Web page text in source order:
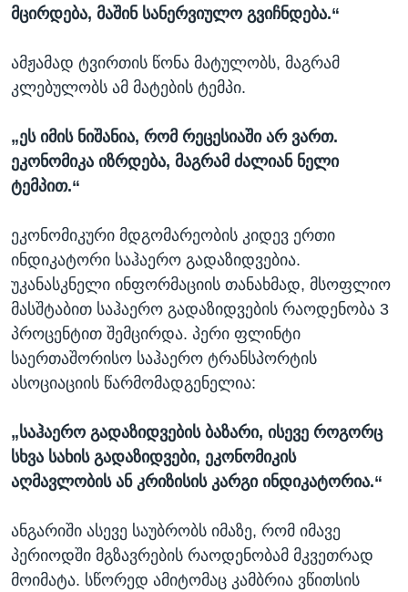
მცირდება, მაშინ სანერვიულო გვიჩნდება.“
ამჟამად ტვირთის წონა მატულობს, მაგრამ
კლებულობს ამ მატების ტემპი.
„ეს იმის ნიშანია, რომ რეცესიაში არ ვართ.
ეკონომიკა იზრდება, მაგრამ ძალიან ნელი
ტემპით.“
ეკონომიკური მდგომარეობის კიდევ ერთი
ინდიკატორი საჰაერო გადაზიდვებია.
უკანასკნელი ინფორმაციის თანახმად, მსოფლიო
მასშტაბით საჰაერო გადაზიდვების რაოდენობა 3
პროცენტით შემცირდა. პერი ფლინტი
საერთაშორისო საჰაერო ტრანსპორტის
ასოციაციის წარმომადგენელია:
„საჰაერო გადაზიდვების ბაზარი, ისევე როგორც
სხვა სახის გადაზიდვები, ეკონომიკის
აღმავლობის ან კრიზისის კარგი ინდიკატორია.“
ანგარიში ასევე საუბრობს იმაზე, რომ იმავე
პერიოდში მგზავრების რაოდენობამ მკვეთრად
მოიმატა. სწორედ ამიტომაც კამბრია ვწითსის